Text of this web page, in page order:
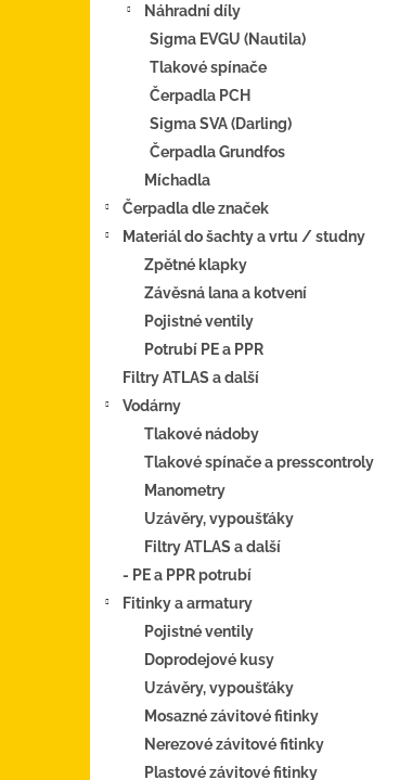
Náhradní díly
Sigma EVGU (Nautila)
Tlakové spínače
Čerpadla PCH
Sigma SVA (Darling)
Čerpadla Grundfos
Míchadla
Čerpadla dle značek
Materiál do šachty a vrtu / studny
Zpětné klapky
Závěsná lana a kotvení
Pojistné ventily
Potrubí PE a PPR
Filtry ATLAS a další
Vodárny
Tlakové nádoby
Tlakové spínače a presscontroly
Manometry
Uzávěry, vypoušťáky
Filtry ATLAS a další
- PE a PPR potrubí
Fitinky a armatury
Pojistné ventily
Doprodejové kusy
Uzávěry, vypoušťáky
Mosazné závitové fitinky
Nerezové závitové fitinky
Plastové závitové fitinky